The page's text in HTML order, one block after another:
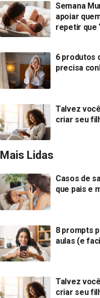
Semana
apoiar
repetir que
6 produtos
precisa
Talvez
criar seu
Mais Lidas
Casos de
que pais e
8 prompts
aulas (e
Talvez
criar seu